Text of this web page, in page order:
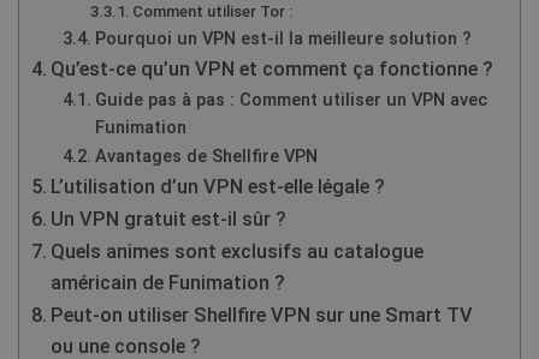
Comment utiliser Tor :
Pourquoi un VPN est-il la meilleure solution ?
Qu’est-ce qu’un VPN et comment ça fonctionne ?
Guide pas à pas : Comment utiliser un VPN avec
Funimation
Avantages de Shellfire VPN
L’utilisation d’un VPN est-elle légale ?
Un VPN gratuit est-il sûr ?
Quels animes sont exclusifs au catalogue
américain de Funimation ?
Peut-on utiliser Shellfire VPN sur une Smart TV
ou une console ?